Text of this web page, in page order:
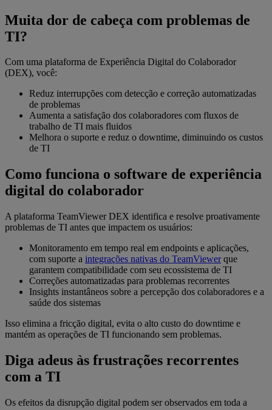
Muita dor de cabeça com problemas de
TI?
Com uma plataforma de Experiência Digital do Colaborador
(DEX), você:
Reduz interrupções com detecção e correção automatizadas
de problemas
Aumenta a satisfação dos colaboradores com fluxos de
trabalho de TI mais fluidos
Melhora o suporte e reduz o downtime, diminuindo os custos
de TI
Como funciona o software de experiência
digital do colaborador
A plataforma TeamViewer DEX identifica e resolve proativamente
problemas de TI antes que impactem os usuários:
Monitoramento em tempo real em endpoints e aplicações,
com suporte a integrações nativas do TeamViewerque
garantem compatibilidade com seu ecossistema de TI
Correções automatizadas para problemas recorrentes
Insights instantâneos sobre a percepção dos colaboradores e a
saúde dos sistemas
Isso elimina a fricção digital, evita o alto custo do downtime e
mantém as operações de TI funcionando sem problemas.
Diga adeus às frustrações recorrentes
com a TI
Os efeitos da disrupção digital podem ser observados em toda a